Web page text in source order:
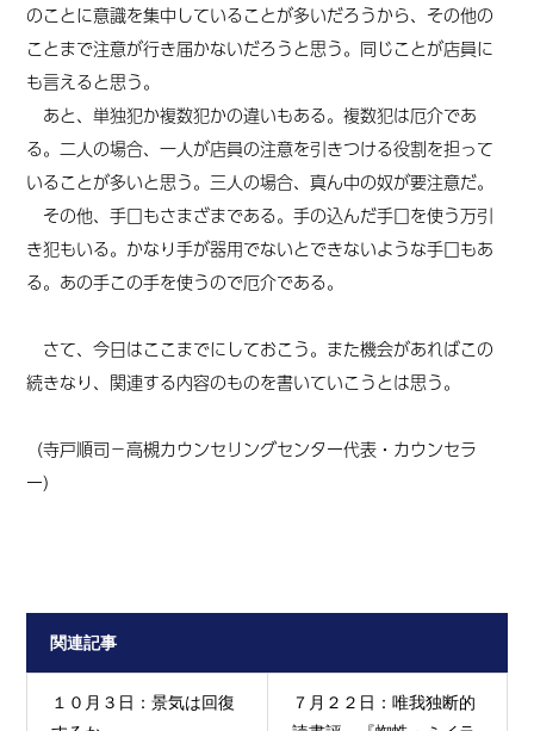
のことに意識を集中していることが多いだろうから、 その他の
ことまで注意が行き届かないだろうと思う。同じことが店員に
も言えると思う。
あと、単独犯か複数犯かの違いもある。複数犯は厄介であ
る。二人の場合、一人が店員の注意を引きつける役割を担って
いることが多いと思う。三人の場合、真ん中の奴が要注意だ。
その他、手口もさまざまである。手の込んだ手口を使う万引
き犯もいる。かなり手が器用でないとできないような手口もあ
る。あの手この手を使うので厄介である。
さて、今日はここまでにしておこう。また機会があればこの
続きなり、関連する内容のものを書いていこうとは思う。
（寺戸順司－高槻カウンセリングセンター代表・カウンセラ
ー）
関連記事
１０月３日：景気は回復
７月２２日：唯我独断的